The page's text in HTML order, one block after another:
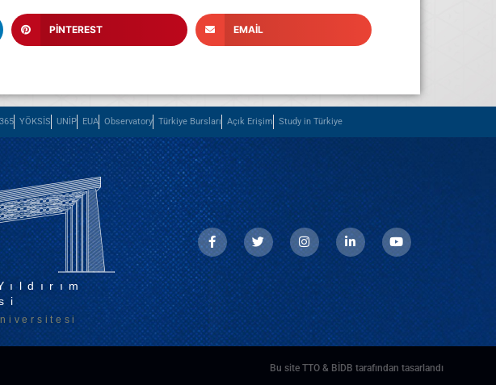
PINTEREST EMAIL
YÖKSİS UNİP EUA Observatory Türkiye Bursları Açık Erişim Study in Türkiye
Bu site TTO & BİDB tarafından tasarlandı